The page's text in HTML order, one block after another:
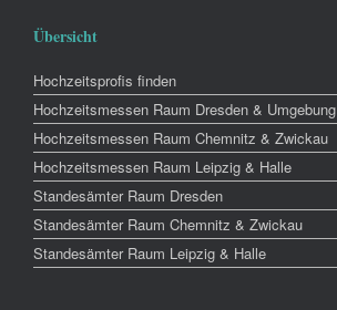
Übersicht
Hochzeitsprofis finden
Hochzeitsmessen Raum Dresden & Umgebung
Hochzeitsmessen Raum Chemnitz & Zwickau
Hochzeitsmessen Raum Leipzig & Halle
Standesämter Raum Dresden
Standesämter Raum Chemnitz & Zwickau
Standesämter Raum Leipzig & Halle